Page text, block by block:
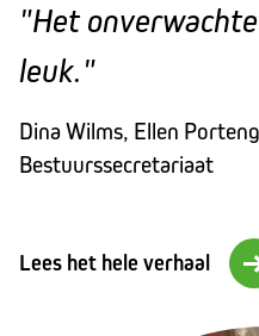
"Het
leuk."
Dina Wilms, Ellen
Bestuurssecretariaat
Lees het hele verhaal